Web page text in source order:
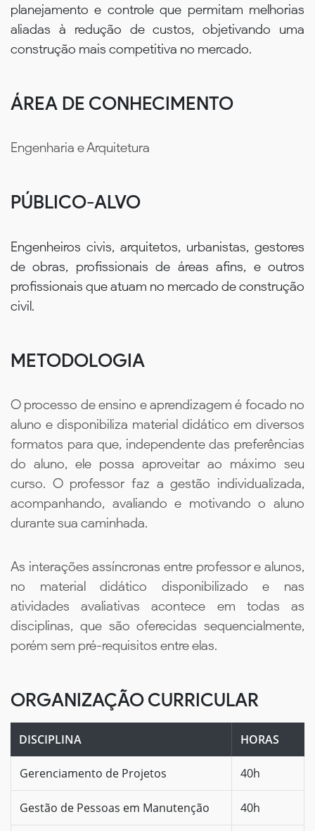
planejamento e controle que permitam melhorias
aliadas à redução de custos, objetivando uma
construção mais competitiva no mercado.
ÁREA DE CONHECIMENTO
Engenharia e Arquitetura
PÚBLICO-ALVO
Engenheiros civis, arquitetos, urbanistas, gestores
de obras, profissionais de áreas afins, e outros
profissionais que atuam no mercado de construção
civil.
METODOLOGIA
O processo de ensino e aprendizagem é focado no
aluno e disponibiliza material didático em diversos
formatos para que, independente das preferências
do aluno, ele possa aproveitar ao máximo seu
curso. O professor faz a gestão individualizada,
acompanhando, avaliando e motivando o aluno
durante sua caminhada.
As interações assíncronas entre professor e alunos,
no material didático disponibilizado e nas
atividades avaliativas acontece em todas as
disciplinas, que são oferecidas sequencialmente,
porém sem pré-requisitos entre elas.
ORGANIZAÇÃO CURRICULAR
DISCIPLINA HORAS
Gerenciamento de Projetos 40h
Gestão de Pessoas em Manutenção 40h